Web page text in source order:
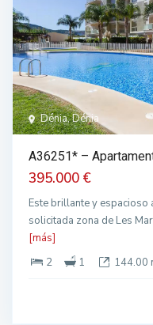
Dénia, Dénia
A36251* –
395.000 €
Este brillante y espacioso
solicitada zona de Les
[más]
2
1 144.00